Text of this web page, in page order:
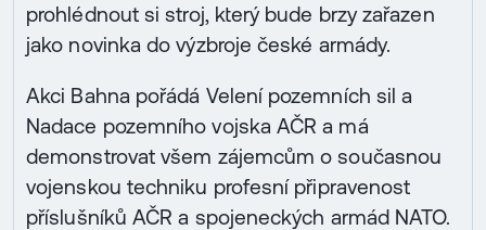
prohlédnout si stroj, který bude brzy zařazen
jako novinka do výzbroje české armády.
Akci Bahna pořádá Velení pozemních sil a
Nadace pozemního vojska AČR a má
demonstrovat všem zájemcům o současnou
vojenskou techniku profesní připravenost
příslušníků AČR a spojeneckých armád NATO.